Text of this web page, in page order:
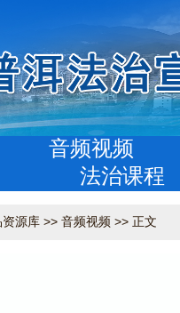
音频视频
法治课程
源库 >> 音频视频 >> 正文